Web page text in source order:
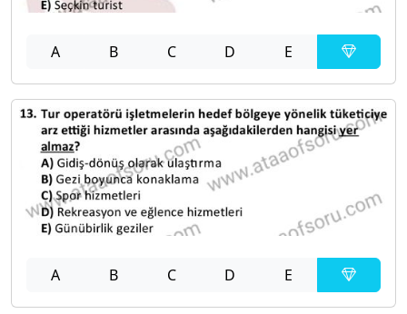
A B C D E
A B C D E